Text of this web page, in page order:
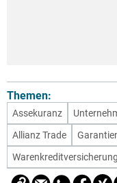
Themen:
Assekuranz
Allianz Trade
Warenkreditversicherung